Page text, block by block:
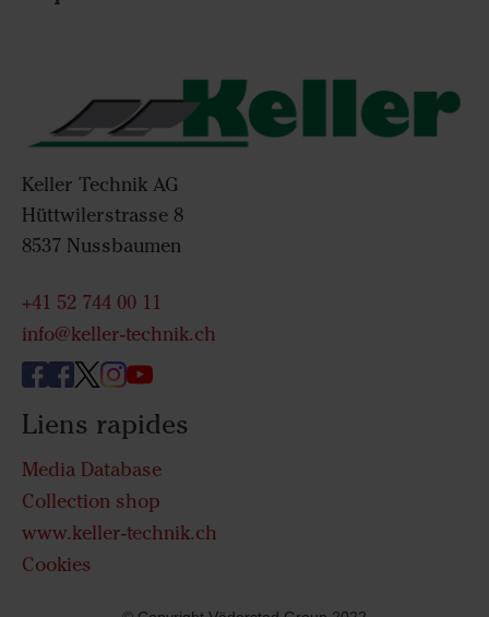
Keller Technik AG
Hüttwilerstrasse 8
8537 Nussbaumen
+41 52 744 00 11
info@keller-technik.ch
Liens rapides
Media Database
Collection shop
www.keller-technik.ch
Cookies